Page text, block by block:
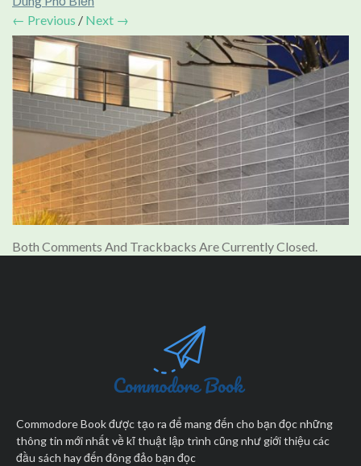
← Previous / Next →
Both Comments And Trackbacks Are Currently Closed.
Commodore Book được tạo ra để mang đến cho bạn đọc những
thông tin mới nhất về kĩ thuật lập trình cũng như giới thiệu các
đầu sách hay đến đông đảo bạn đọc